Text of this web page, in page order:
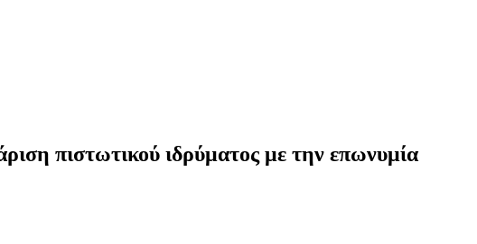
πιστωτικού ιδρύματος με την επωνυμία